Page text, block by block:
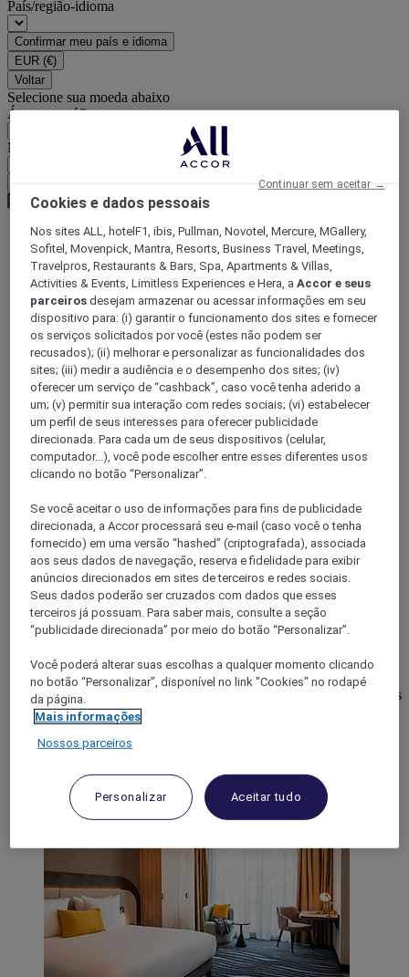
País/região-idioma
Confirmar meu país e idioma
EUR (€)
Voltar
Selecione sua moeda abaixo
Área geográfica
Moeda
World
Europe
Netherlands
Amsterdam
AMESTERDÃO, Países Baixos
Mercure Amsterdam City Hotel
A 15 min do centro da cidade, o hotel Mercure Amsterdam
City é perfeito para descobrir a capital, seja em negócios ou
lugares de estacionamento, aluguer de bicicletas e transfers de
barco. Os 368 quartos bem equipados são ideais para famílias
e para estadias prolongadas com kitchenettes. Com 11 recintos
de reuniões, restaurante com esplanada à beira-mar e ginásio
com sauna e banho turco, pode comer, reunir-se e dormir sob
o mesmo teto.
4,5/5 Rated 4,5 of 5
Cookies e dados pessoais
Nos sites ALL, hotelF1, ibis, Pullman, Novotel, Mercure, MGallery,
Sofitel, Movenpick, Mantra, Resorts, Business Travel, Meetings,
Travelpros, Restaurants & Bars, Spa, Apartments & Villas,
Activities & Events, Limitless Experiences e Hera, aAccor e seus
parceiros desejam armazenar ou acessar informações em seu
dispositivo para: (i) garantir o funcionamento dos sites e fornecer
os serviços solicitados por você (estes não podem ser
recusados); (ii) melhorar e personalizar as funcionalidades dos
sites; (iii) medir a audiência e o desempenho dos sites; (iv)
oferecer um serviço de “cashback”, caso você tenha aderido a
um; (v) permitir sua interação com redes sociais; (vi) estabelecer
um perfil de seus interesses para oferecer publicidade
direcionada. Para cada um de seus dispositivos (celular,
computador...), você pode escolher entre esses diferentes usos
clicando no botão “Personalizar”.
Se você aceitar o uso de informações para fins de publicidade
direcionada, a Accor processará seu e-mail (caso você o tenha
fornecido) em uma versão “hashed” (criptografada), associada
aos seus dados de navegação, reserva e fidelidade para exibir
anúncios direcionados em sites de terceiros e redes sociais.
Seus dados poderão ser cruzados com dados que esses
terceiros já possuam. Para saber mais, consulte a seção
“publicidade direcionada” por meio do botão “Personalizar”.
Você poderá alterar suas escolhas a qualquer momento clicando
no botão “Personalizar”, disponível no link "Cookies" no rodapé
da página.
Mais informações
Nossos parceiros
Personalizar Aceitar tudo
Continuar sem aceitar →